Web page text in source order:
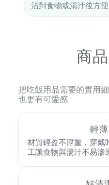
沾到食物或湯汁後方
商
把吃飯用品需要的實用
也更有可愛感
輕
材質輕盈不厚重，穿戴
工讓食物與湯汁不易滲